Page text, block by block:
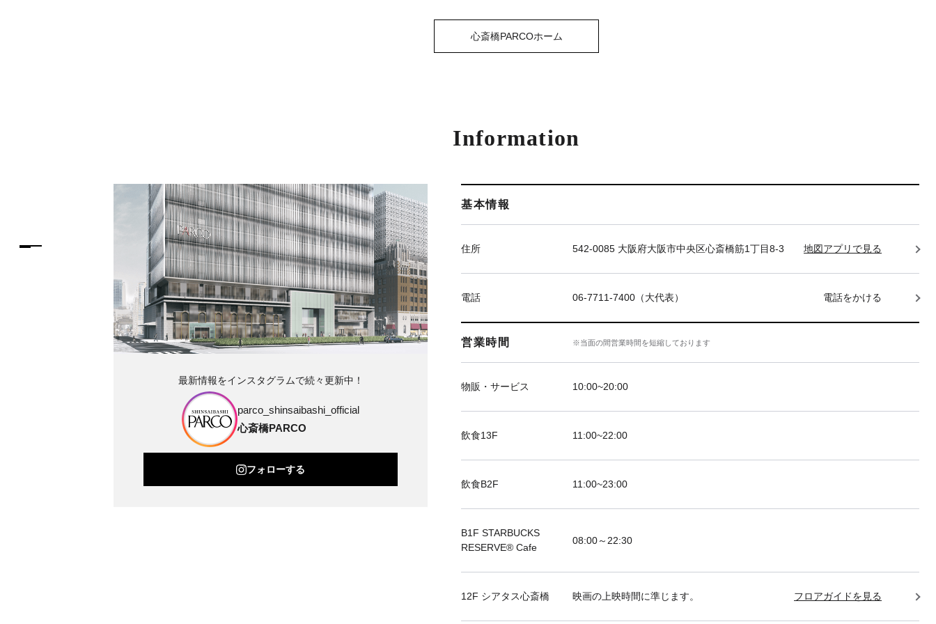
心斎橋PARCOホーム
Information
基本情報
住所 542-0085 大阪府大阪市中央区心斎橋筋1丁目8-3 地図アプリで見る
電話 06-7711-7400（大代表） 電話をかける
営業時間 ※当面の間営業時間を短縮しております
物販・サービス 10:00~20:00
飲食13F 11:00~22:00
飲食B2F 11:00~23:00
B1F STARBUCKS
RESERVE®︎ Cafe
08:00～22:30
12F シアタス心斎橋 映画の上映時間に準じます。 フロアガイドを見る
最新情報をインスタグラムで続々更新中！
parco_shinsaibashi_official
心斎橋PARCO
フォローする